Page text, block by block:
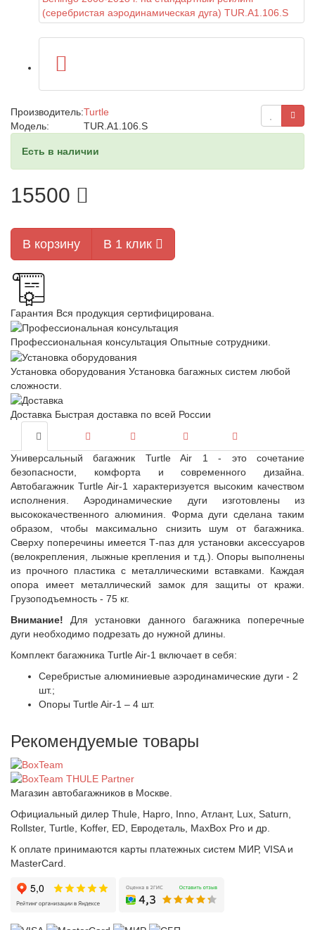
Производитель:Turtle
Модель:
TUR.A1.106.S
Есть в наличии
15500
В корзину В 1 клик
Гарантия Вся продукция сертифицирована.
Профессиональная консультация Опытные сотрудники.
Установка оборудования Установка багажных систем любой
сложности.
Доставка Быстрая доставка по всей России
Универсальный багажник Turtle Air 1 - это сочетание
безопасности, комфорта и современного дизайна.
Автобагажник Turtle Air-1 характеризуется высоким качеством
исполнения. Аэродинамические дуги изготовлены из
высококачественного алюминия. Форма дуги сделана таким
образом, чтобы максимально снизить шум от багажника.
Сверху поперечины имеется Т-паз для установки аксессуаров
(велокрепления, лыжные крепления и т.д.). Опоры выполнены
из прочного пластика с металлическими вставками. Каждая
опора имеет металлический замок для защиты от кражи.
Грузоподъемность - 75 кг.
Внимание! Для установки данного багажника поперечные
дуги необходимо подрезать до нужной длины.
Комплект багажника Turtle Air-1 включает в себя:
Серебристые алюминиевые аэродинамические дуги - 2
шт.;
Опоры Turtle Air-1 – 4 шт.
Рекомендуемые товары
Магазин автобагажников в Москве.
Официальный дилер Thule, Hapro, Inno, Атлант, Lux, Saturn,
Rollster, Turtle, Koffer, ED, Евродеталь, MaxBox Pro и др.
К оплате принимаются карты платежных систем МИР, VISA и
MasterCard.